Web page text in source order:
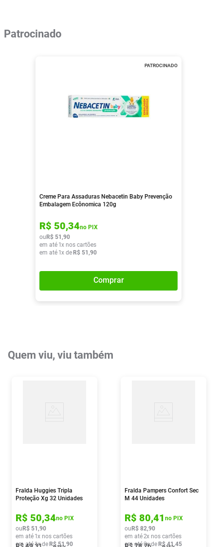
Patrocinado
PATROCINADO
Creme Para Assaduras Nebacetin Baby Prevenção
Embalagem Ecônomica 120g
R$ 50,34no PIX
ou R$ 51,90
em até 1x nos cartões
em até 1x de R$ 51,90
Comprar
Quem viu, viu também
Fralda Huggies Tripla
Proteção Xg 32 Unidades
R$ 50,34no PIX
ou R$ 51 ,90
em até 1x nos cartões
em até1x de R$ 51,90
Fralda Pampers Confort Sec
M 44 Unidades
R$ 80,41 no PIX
ou R$ 82,90
em até2x nos cartões
em até2x de R$ 41,45